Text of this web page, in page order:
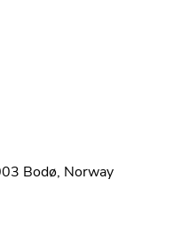
Bodø, Norway